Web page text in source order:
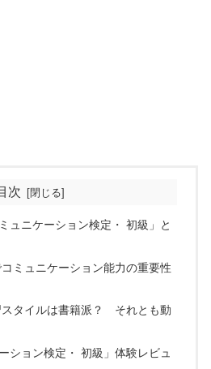
次
ュニケーション検定・ 初級」と
ミュニケーション能力の重要性
スタイルは書籍派？ それとも動
ション検定・ 初級」体験レビュ